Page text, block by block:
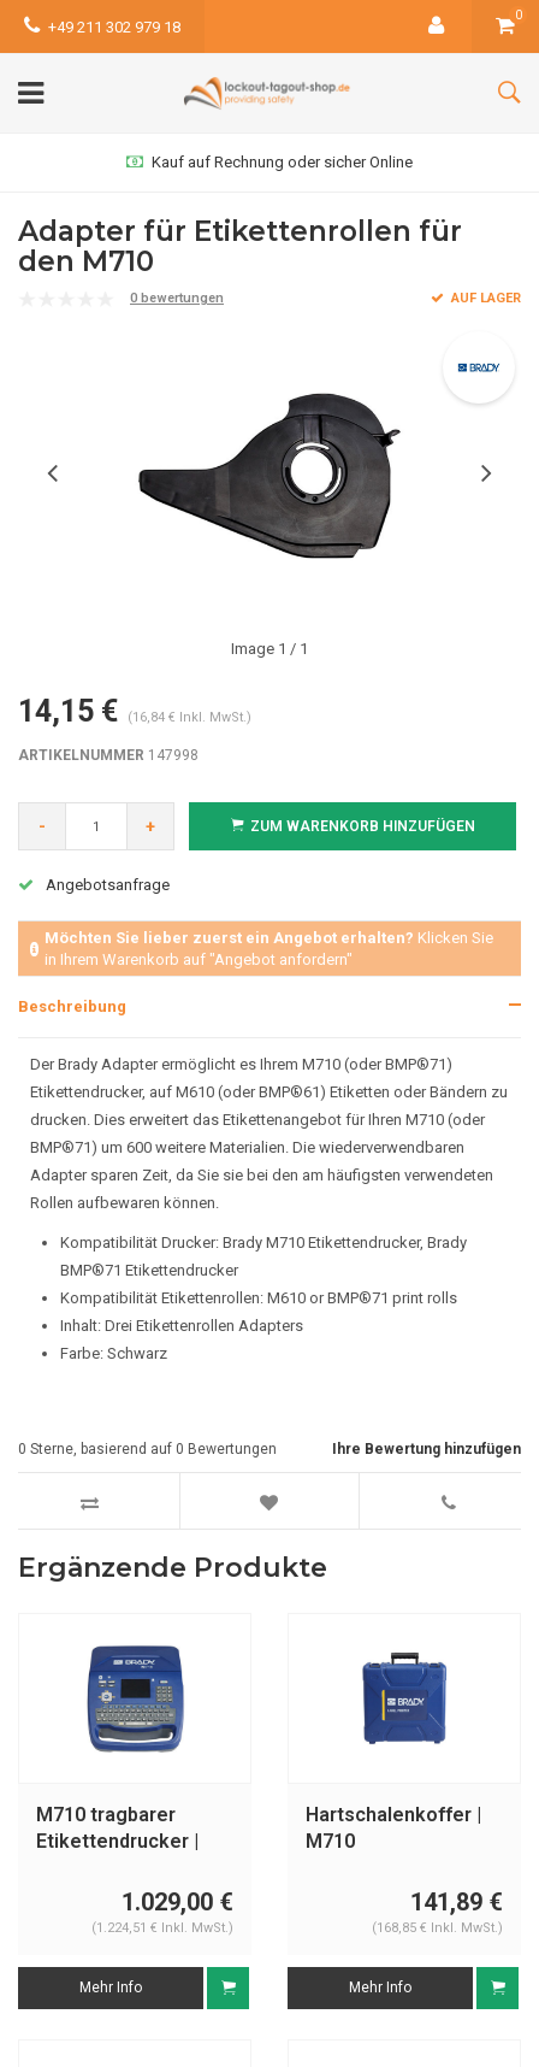
+49 211 302 979 18
0
Kauf auf Rechnung oder sicher Online
Adapter für Etikettenrollen für
den M710
0 bewertungen AUF LAGER
Image 1 / 1
14,15 € (16,84 € Inkl. MwSt.)
ARTIKELNUMMER 147998
- + ZUM WARENKORB HINZUFÜGEN
Angebotsanfrage
Möchten Sie lieber zuerst ein Angebot erhalten? Klicken Sie
in Ihrem Warenkorb auf "Angebot anfordern"
Beschreibung
Der Brady Adapter ermöglicht es Ihrem M710 (oder BMP®71)
Etikettendrucker, auf M610 (oder BMP®61) Etiketten oder Bändern zu
drucken. Dies erweitert das Etikettenangebot für Ihren M710 (oder
BMP®71) um 600 weitere Materialien. Die wiederverwendbaren
Adapter sparen Zeit, da Sie sie bei den am häufigsten verwendeten
Rollen aufbewaren können.
Kompatibilität Drucker: Brady M710 Etikettendrucker, Brady
BMP®71 Etikettendrucker
Kompatibilität Etikettenrollen: M610 or BMP®71 print rolls
Inhalt: Drei Etikettenrollen Adapters
Farbe: Schwarz
Ihre Bewertung hinzufügen
0 Sterne, basierend auf 0 Bewertungen
Ergänzende Produkte
M710 tragbarer
Etikettendrucker |
1.029,00 €
(1.224,51 € Inkl. MwSt.)
Mehr Info
Hartschalenkoffer |
M710
141,89 €
(168,85 € Inkl. MwSt.)
Mehr Info